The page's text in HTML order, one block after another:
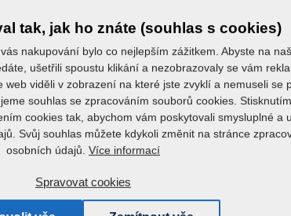
tak, jak ho znáte (souhlas s cookies)
nakupování bylo co nejlepším zážitkem. Abyste na
ušetřili spoustu klikání a nezobrazovaly se vám
web viděli v zobrazení na které jste zvyklí a nemuseli se
souhlas se zpracováním souborů cookies.
cookies tak, abychom vám poskytovali smysluplné a
Svůj souhlas můžete kdykoli změnit na stránce
osobních údajů. Více informací
Spravovat cookies